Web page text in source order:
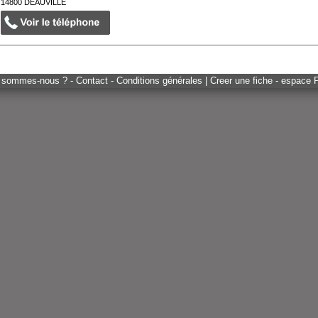
14800 DEAUVILLE
nous ? - Contact - Conditions générales Creer une fiche - espace